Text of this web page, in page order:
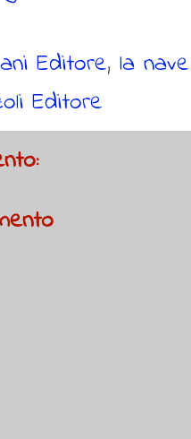
Editore, la
Editore